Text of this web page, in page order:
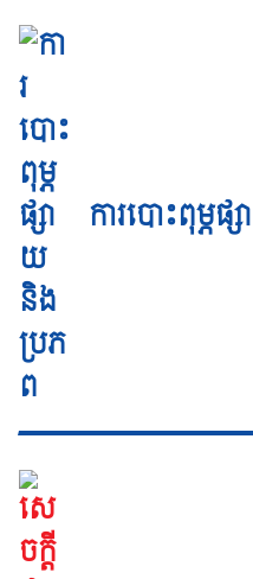
ការបោះពុម្ភ